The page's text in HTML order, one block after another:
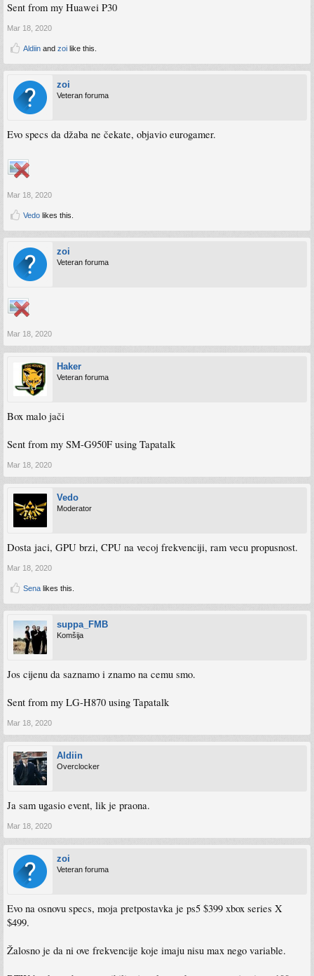
Sent from my Huawei P30
Mar 18, 2020
Aldiin and zoi like this.
zoi
Veteran foruma
Evo specs da džaba ne čekate, objavio eurogamer.
Mar 18, 2020
Vedo likes this.
zoi
Veteran foruma
Mar 18, 2020
Haker
Veteran foruma
Box malo jači
Sent from my SM-G950F using Tapatalk
Mar 18, 2020
Vedo
Moderator
Dosta jaci, GPU brzi, CPU na vecoj frekvenciji, ram vecu propusnost.
Mar 18, 2020
Sena likes this.
suppa_FMB
Komšija
Jos cijenu da saznamo i znamo na cemu smo.
Sent from my LG-H870 using Tapatalk
Mar 18, 2020
Aldiin
Overclocker
Ja sam ugasio event, lik je praona.
Mar 18, 2020
zoi
Veteran foruma
Evo na osnovu specs, moja pretpostavka je ps5 $399 xbox series X
$499.
Žalosno je da ni ove frekvencije koje imaju nisu max nego variable.